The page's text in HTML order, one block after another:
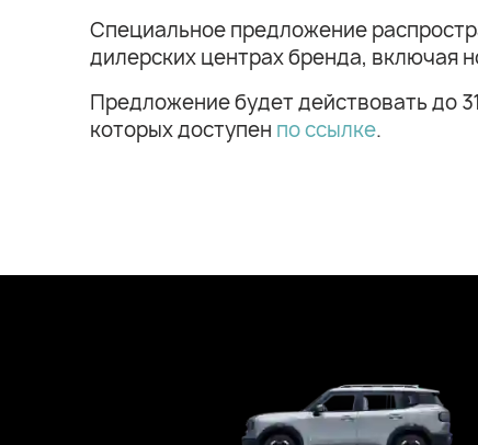
Специальное предложение
дилерских центрах бренда, включая
Предложение будет действовать до
которых доступен по ссылке.